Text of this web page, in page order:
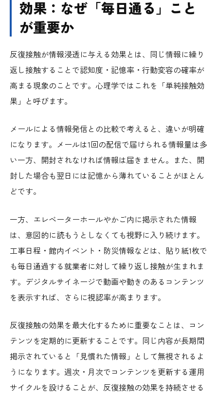
効果：なぜ「毎日通る」こと
が重要か
反復接触が情報浸透に与える効果とは、同じ情報に繰り
返し接触することで認知度・記憶率・行動変容の確率が
高まる現象のことです。心理学ではこれを「単純接触効
果」と呼びます。
メールによる情報発信との比較で考えると、違いが明確
になります。メールは1回の配信で届けられる情報量は多
い一方、開封されなければ情報は届きません。また、開
封した場合も翌日には記憶から薄れていることがほとん
どです。
一方、エレベーターホールやかご内に掲示された情報
は、意図的に読もうとしなくても視野に入り続けます。
工事日程・館内イベント・防災情報などは、貼り紙1枚で
も毎日通過する就業者に対して繰り返し接触が生まれま
す。デジタルサイネージで動画や動きのあるコンテンツ
を表示すれば、さらに視認率が高まります。
反復接触の効果を最大化するために重要なことは、コン
テンツを定期的に更新することです。同じ内容が長期間
掲示されていると「見慣れた情報」として無視されるよ
うになります。週次・月次でコンテンツを更新する運用
サイクルを設けることが、反復接触の効果を持続させる